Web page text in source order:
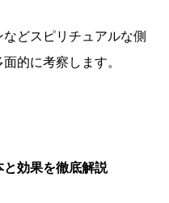
どスピリチュアルな側
的に考察します。
と効果を徹底解説